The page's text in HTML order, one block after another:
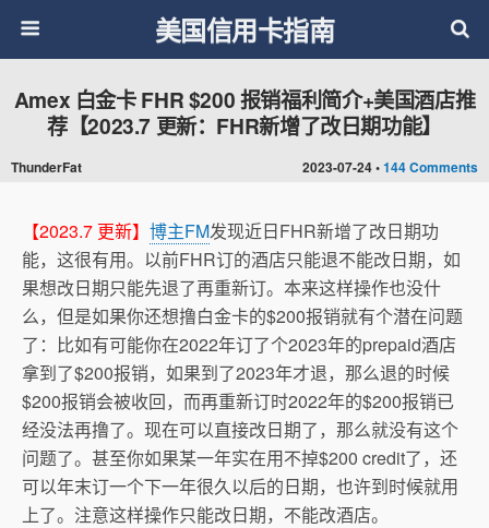
美国信用卡指南
2023-07-24 •144 Comments
Amex 白金卡 FHR $200 报销福利简介+美国酒店推
荐【2023.7 更新：FHR新增了改日期功能】
ThunderFat
【2023.7 更新】 博主FM发现近日FHR新增了改日期功
能，这很有用。以前FHR订的酒店只能退不能改日期，如
果想改日期只能先退了再重新订。本来这样操作也没什
么，但是如果你还想撸白金卡的$200报销就有个潜在问题
了：比如有可能你在2022年订了个2023年的prepaid酒店
拿到了$200报销，如果到了2023年才退，那么退的时候
$200报销会被收回，而再重新订时2022年的$200报销已
经没法再撸了。现在可以直接改日期了，那么就没有这个
问题了。甚至你如果某一年实在用不掉$200 credit了，还
可以年末订一个下一年很久以后的日期，也许到时候就用
上了。注意这样操作只能改日期，不能改酒店。